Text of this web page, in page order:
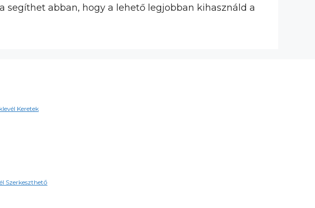
segíthet abban, hogy a lehető legjobban kihasználd a
Keretek
Szerkeszthető